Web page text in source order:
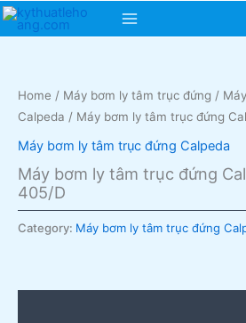
Skip
Main
Home / Máy bơm ly tâm trục đứng /
Calpeda / Máy bơm ly tâm trục đứng
Máy bơm ly tâm trục đứng Calpeda
Máy bơm ly tâm trục đứng
405/D
Category: Máy bơm ly tâm trục đứng